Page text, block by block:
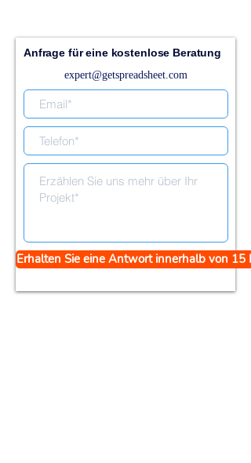
Anfrage für eine kostenlose Beratung
expert@getspreadsheet.com
Erhalten Sie eine Antwort innerhalb von 15